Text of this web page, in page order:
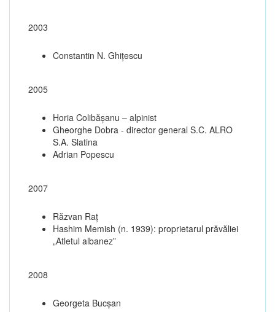
2003
Constantin N. Ghiţescu
2005
Horia Colibășanu – alpinist
Gheorghe Dobra - director general S.C. ALRO
S.A. Slatina
Adrian Popescu
2007
Răzvan Raț
Hashim Memish (n. 1939): proprietarul prăvăliei
„Atletul albanez”
2008
Georgeta Bucșan